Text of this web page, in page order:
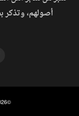
أصولهم، وتذكر
©2026 جميع